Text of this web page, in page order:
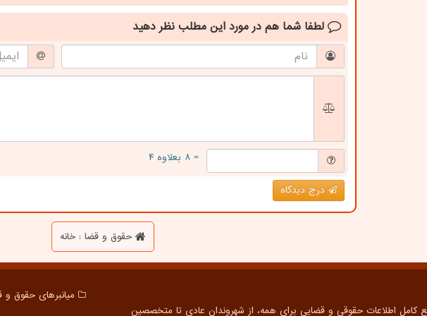
لطفا شما هم در مورد این مطلب نظر دهید
= ۸ بعلاوه ۴
درج دیدگاه
حقوق و قضا : خانه
میانبرهای حقوق و